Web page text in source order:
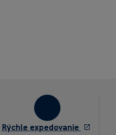
Rýchle expedovanie